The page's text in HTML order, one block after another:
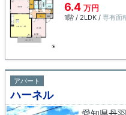
6.4 万円
1階 / 2LDK / 専有面
アパート
ハーネル